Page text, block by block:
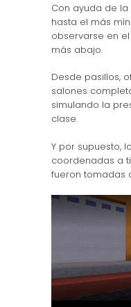
Con ayuda de
hasta el más
observarse en
más abajo.
Desde pasillos,
salones
simulando la
clase.
Y por supuesto,
coordenadas a
fueron tomadas